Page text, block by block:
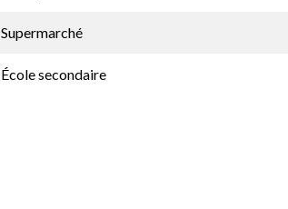
Supermarché
École secondaire